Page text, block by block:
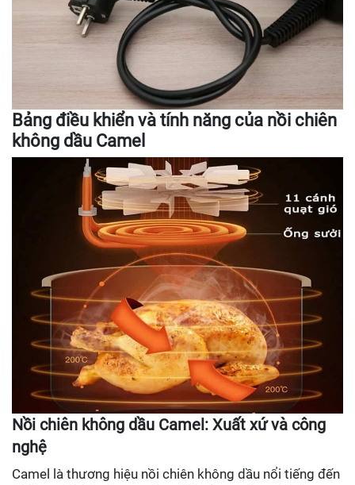
Bảng điều khiển và tính năng của nồi chiên
không dầu Camel
Nồi chiên không dầu Camel: Xuất xứ và công
nghệ
Camel là thương hiệu nồi chiên không dầu nổi tiếng đến